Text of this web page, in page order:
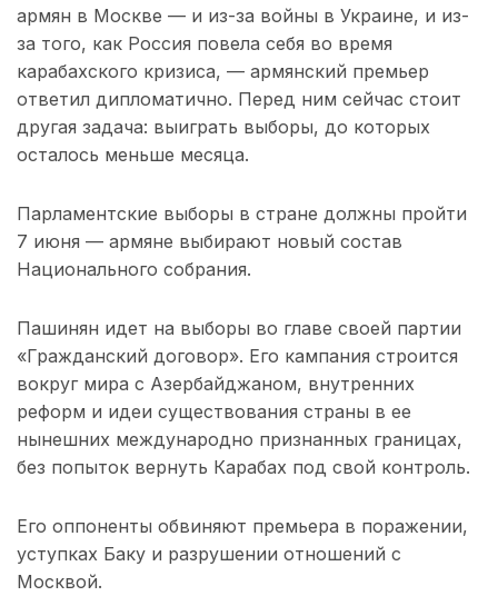
армян в Москве — и из-за войны в Украине, и из-
за того, как Россия повела себя во время
карабахского кризиса, — армянский премьер
ответил дипломатично. Перед ним сейчас стоит
другая задача: выиграть выборы, до которых
осталось меньше месяца.
Парламентские выборы в стране должны пройти
7 июня — армяне выбирают новый состав
Национального собрания.
Пашинян идет на выборы во главе своей партии
«Гражданский договор». Его кампания строится
вокруг мира с Азербайджаном, внутренних
реформ и идеи существования страны в ее
нынешних международно признанных границах,
без попыток вернуть Карабах под свой контроль.
Его оппоненты обвиняют премьера в поражении,
уступках Баку и разрушении отношений с
Москвой.